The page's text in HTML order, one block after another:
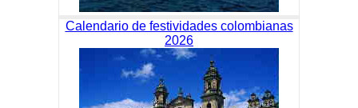
Calendario de festividades colombianas
2026